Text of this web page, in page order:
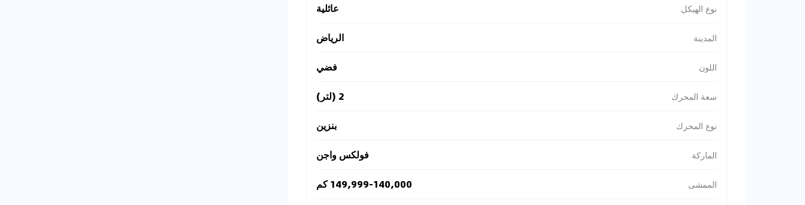
نوع الهيكل عائلية
المدينة الرياض
اللون فضي
سعة المحرك 2 (لتر)
نوع المحرك بنزين
الماركة فولكس واجن
الممشى 149,999-140,000 كم